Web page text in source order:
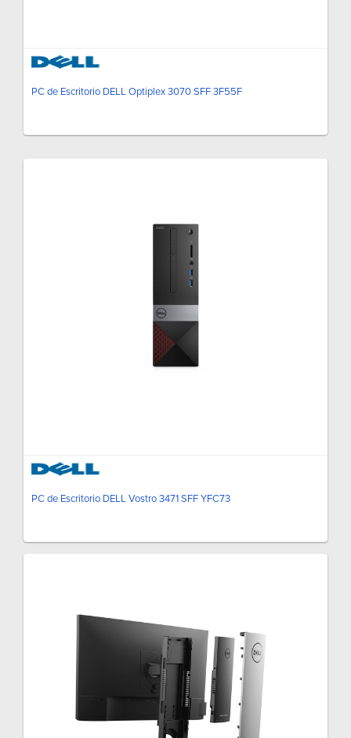
PC de Escritorio DELL Optiplex 3070 SFF 3F55F
PC de Escritorio DELL Vostro 3471 SFF YFC73